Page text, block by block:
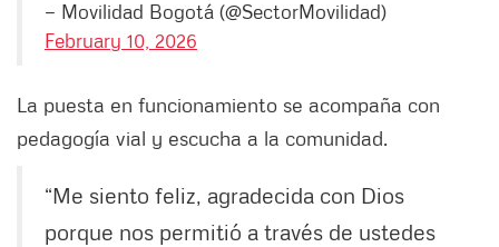
— Movilidad Bogotá (@SectorMovilidad)
February 10, 2026
La puesta en funcionamiento se acompaña con
pedagogía vial y escucha a la comunidad.
“Me siento feliz, agradecida con Dios
porque nos permitió a través de ustedes